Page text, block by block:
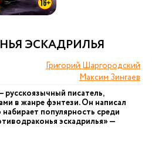
ЭСКАДРИЛЬЯ
Григорий Шаргородский
Максим Зингаев
писатель,
в жанре фэнтези. Он написал
популярность среди
эскадрилья» —